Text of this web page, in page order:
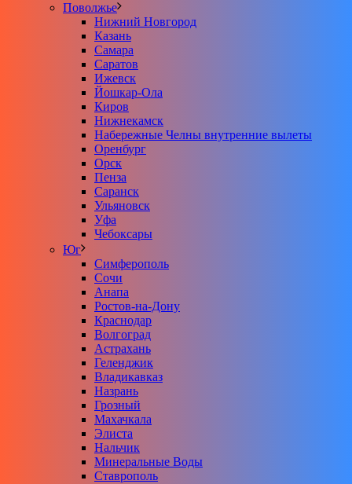
Поволжье
Нижний Новгород
Казань
Самара
Саратов
Ижевск
Йошкар-Ола
Киров
Нижнекамск
Набережные Челны внутренние вылеты
Оренбург
Орск
Пенза
Саранск
Ульяновск
Уфа
Чебоксары
Юг
Симферополь
Сочи
Анапа
Ростов-на-Дону
Краснодар
Волгоград
Астрахань
Геленджик
Владикавказ
Назрань
Грозный
Махачкала
Элиста
Нальчик
Минеральные Воды
Ставрополь